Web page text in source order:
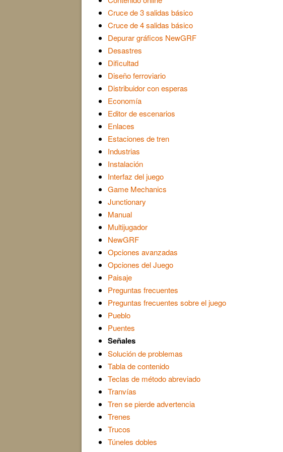
Cruce de 3 salidas básico
Cruce de 4 salidas básico
Depurar gráficos NewGRF
Desastres
Dificultad
Diseño ferroviario
Distribuidor con esperas
Economía
Editor de escenarios
Enlaces
Estaciones de tren
Industrias
Instalación
Interfaz del juego
Game Mechanics
Junctionary
Manual
Multijugador
NewGRF
Opciones avanzadas
Opciones del Juego
Paisaje
Preguntas frecuentes
Preguntas frecuentes sobre el juego
Pueblo
Puentes
Señales
Solución de problemas
Tabla de contenido
Teclas de método abreviado
Tranvías
Tren se pierde advertencia
Trenes
Trucos
Túneles dobles